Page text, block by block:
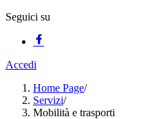
Seguici su
Accedi
Home Page/
Servizi/
Mobilità e trasporti